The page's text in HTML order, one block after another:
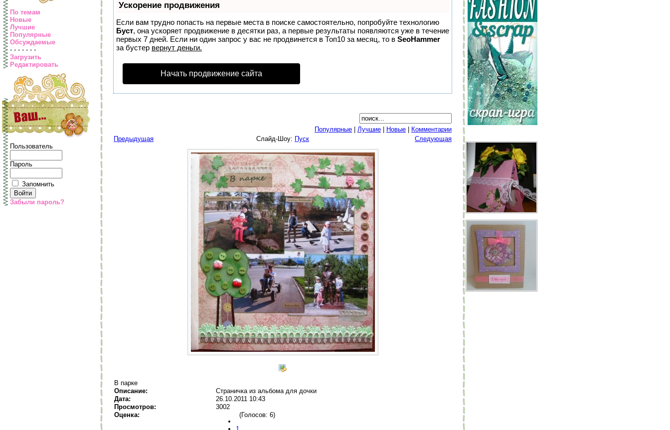
По темам
Новые
Лучшие
Популярные
Обсуждаемые
- - - - - - -
Загрузить
Редактировать
Пользователь
Пароль
Запомнить
Забыли пароль?
Ускорение продвижения
Если вам трудно попасть на первые места в поиске самостоятельно, попробуйте технологию
Буст, она ускоряет продвижение в десятки раз, а первые результаты появляются уже в течение
первых 7 дней. Если ни один запрос у вас не продвинется в Топ10 за месяц, то в SeoHammer
за бустер вернут деньги.
Начать продвижение сайта
Популярные Лучшие Новые
Комментарии
Предыдущая
Слайд-Шоу: Пуск Следующая
В парке
Описание:
Страничка из альбома для дочки
Дата:
26.10.2011 10:43
Просмотров:
3002
Оценка:
(Голосов: 6)